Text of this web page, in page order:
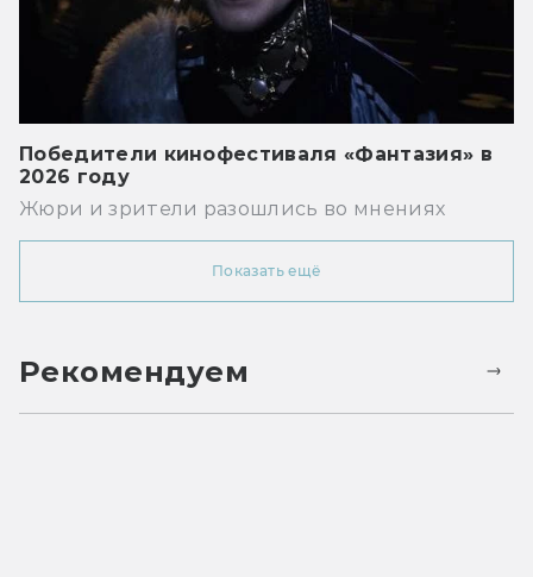
Победители кинофестиваля «Фантазия» в
2026 году
Жюри и зрители разошлись во мнениях
Показать ещё
Рекомендуем